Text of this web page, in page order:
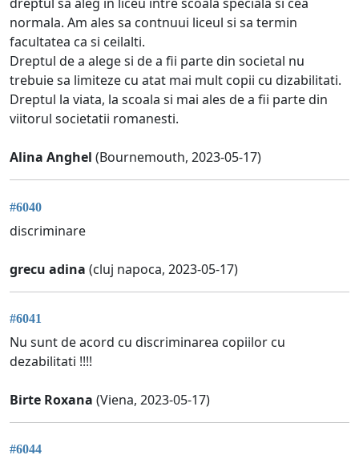
normala. Am ales sa contnuui liceul si sa termin
facultatea ca si ceilalti.
Dreptul de a alege si de a fii parte din societal nu
trebuie sa limiteze cu atat mai mult copii cu dizabilitati.
Dreptul la viata, la scoala si mai ales de a fii parte din
viitorul societatii romanesti.
Alina Anghel (Bournemouth, 2023-05-17)
#6040
discriminare
grecu adina (cluj napoca, 2023-05-17)
#6041
Nu sunt de acord cu discriminarea copiilor cu
dezabilitati !!!!
Birte Roxana (Viena, 2023-05-17)
#6044